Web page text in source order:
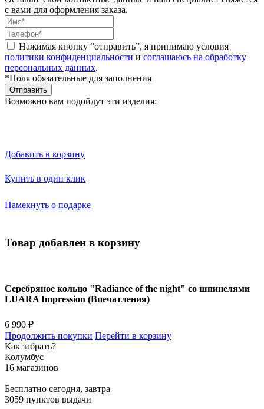
с вами для оформления заказа.
Нажимая кнопку “отправить”, я принимаю условия
политики конфиденциальности и соглашаюсь на обработку
персональных данных.
*Поля обязательные для заполнения
Отправить
Возможно вам подойдут эти изделия:
Добавить в корзину
Купить в один клик
Намекнуть о подарке
Товар добавлен в корзину
Серебряное кольцо "Radiance of the night" со шпинелями
LUARA Impression (Впечатления)
6 990 ₽
Продолжить покупки Перейти в корзину
Как забрать?
Колумбус
16 магазинов
Бесплатно сегодня, завтра
3059 пунктов выдачи